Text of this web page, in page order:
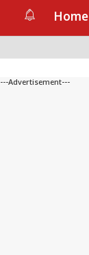
Home
---Advertisement---